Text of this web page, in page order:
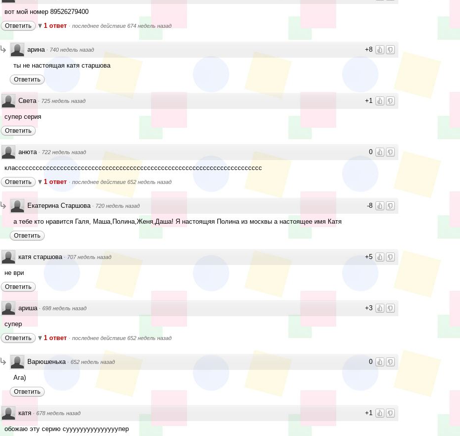
вот мой номер 89526279400
Ответить 1 ответ · последнее действие 674 недель назад
+8
арина · 740 недель назад
ты не настоящая катя старшова
Ответить
+1
Света · 725 недель назад
супер серия
Ответить
0
анюта · 722 недель назад
классссссссссссссссссссссссссссссссссссссссссссссссссссссссссссссссссссссс
Ответить 1 ответ · последнее действие 652 недель назад
-8
Екатерина Старшова · 720 недель назад
а тебе кто нравится Галя, Маша,Полина,Женя,Даша! Я настоящяя Полина из москвы а настоящее имя Катя
Ответить
+5
катя старшова · 707 недель назад
не ври
Ответить
+3
ариша · 698 недель назад
супер
Ответить 1 ответ · последнее действие 652 недель назад
0
Варюшенька · 652 недель назад
Ага)
Ответить
+1
катя · 678 недель назад
обожаю эту серию сууууууууууууууупер